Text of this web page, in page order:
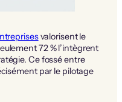
valorisent le
72 % l’intègrent
Ce fossé entre
par le pilotage